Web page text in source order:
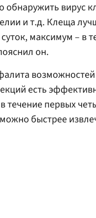
вирус
и т.д. Клеща
максимум – в
он.
есть
течение первых
быстрее